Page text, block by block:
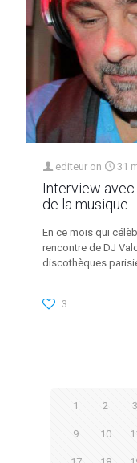
editeur on 31
Interview avec
de la musique
En ce mois qui
rencontre de DJ
discothèques
3
1 2 3
9 10